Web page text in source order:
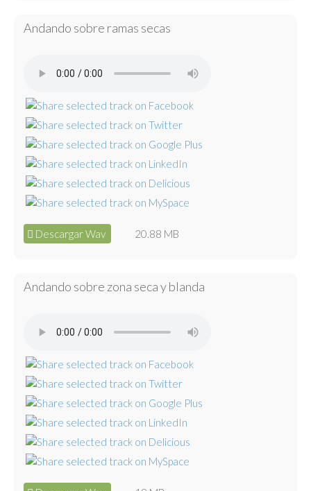
Andando sobre ramas secas
Descargar Wav 20.88 MB
Andando sobre zona seca y blanda